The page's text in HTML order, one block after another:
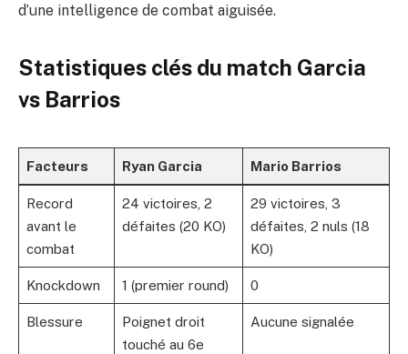
d’une intelligence de combat aiguisée.
Statistiques clés du match Garcia
vs Barrios
Facteurs Ryan Garcia Mario Barrios
Record
avant le
combat
24 victoires, 2
défaites (20 KO)
29 victoires, 3
défaites, 2 nuls (18
KO)
Knockdown 1 (premier round) 0
Blessure
Poignet droit
touché au 6e
Aucune signalée